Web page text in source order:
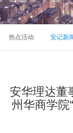
热点活动 安记新
安华理达董
州华商学院